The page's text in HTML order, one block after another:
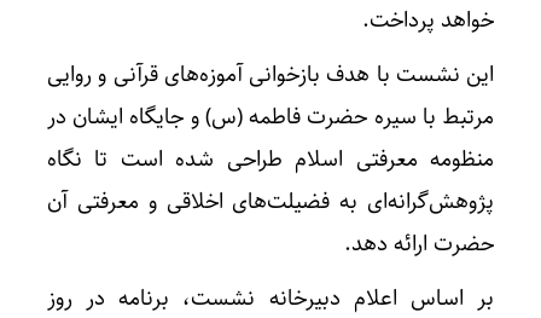
خواهد پرداخت.
این نشست با هدف بازخوانی آموزه‌های قرآنی و روایی
مرتبط با سیره حضرت فاطمه (س)و جایگاه ایشان در
منظومه معرفتی اسلام طراحی شده است تا نگاه
پژوهش‌گرانه‌ای به فضیلت‌های اخلاقی و معرفتی آن
حضرت ارائه دهد.
بر اساس اعلام دبیرخانه نشست، برنامه در روز